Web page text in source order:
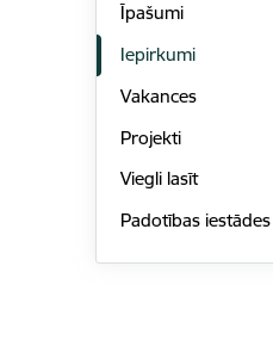
Īpašumi
Iepirkumi
Vakances
Projekti
Viegli lasīt
Padotības iestādes